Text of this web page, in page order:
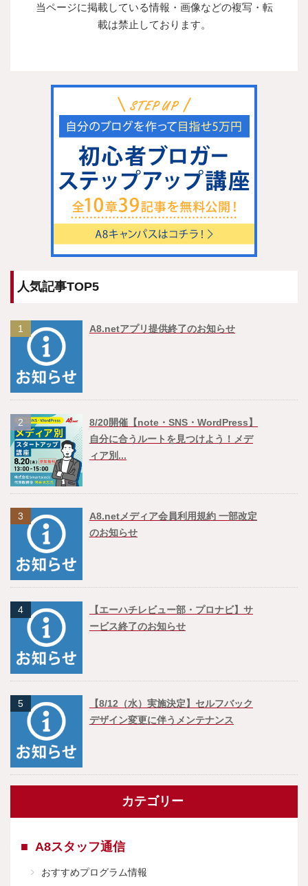
当ページに掲載している情報・画像などの複写・転
載は禁止しております。
人気記事TOP5
1 A8.netアプリ提供終了のお知らせ
2
8/20開催【note・SNS・WordPress】
自分に合うルートを見つけよう！メデ
ィア別...
3
A8.netメディア会員利用規約 一部改定
のお知らせ
4
【エーハチレビュー部・プロナビ】サ
ービス終了のお知らせ
5
【8/12（水）実施決定】セルフバック
デザイン変更に伴うメンテナンス
カテゴリー
A8スタッフ通信
おすすめプログラム情報